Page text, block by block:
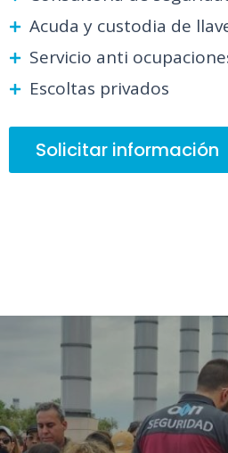
Acuda y custodia de
Servicio anti
Escoltas privados
Solicitar información